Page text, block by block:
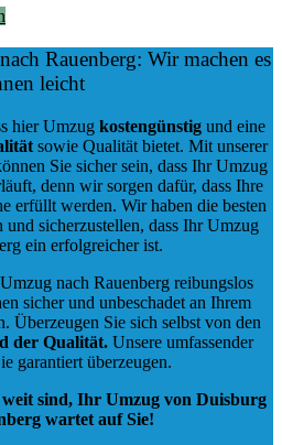
Rauenberg: Wir machen es
leicht
hier Umzug kostengünstigund eine
sowie Qualität bietet. Mit unserer
Sie sicher sein, dass Ihr Umzug
denn wir sorgen dafür, dass Ihre
erfüllt werden. Wir haben die besten
und sicherzustellen, dass Ihr Umzug
ein erfolgreicher ist.
nach Rauenberg reibungslos
sicher und unbeschadet an Ihrem
Überzeugen Sie sich selbst von den
der Qualität.Unsere umfassender
garantiert überzeugen.
weit sind, Ihr Umzug von Duisburg
wartet auf Sie!